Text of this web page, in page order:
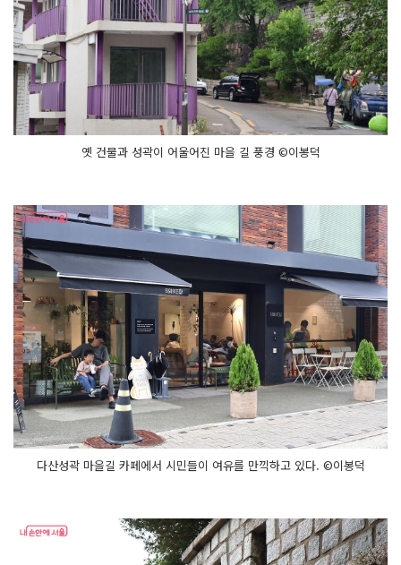
옛 건물과 성곽이 어울어진 마을 길 풍경 ©이봉덕
다산성곽 마을길 카페에서 시민들이 여유를 만끽하고 있다. ©이봉덕